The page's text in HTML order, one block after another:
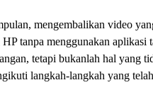
mengembalikan video
tanpa menggunakan aplikasi
tetapi bukanlah hal yang
langkah-langkah yang